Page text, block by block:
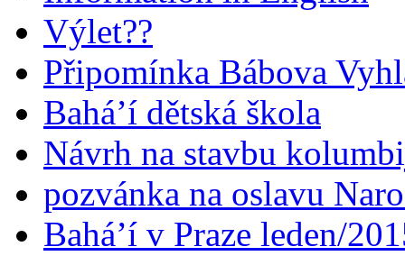
Výlet??
Připomínka Bábova
Bahá’í dětská škola
Návrh na stavbu
pozvánka na oslavu
Bahá’í v Praze leden/